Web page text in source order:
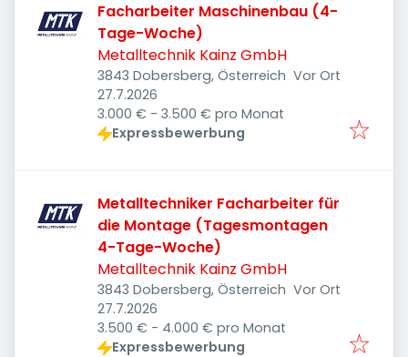
Facharbeiter Maschinenbau (4-
Tage-Woche)
Metalltechnik Kainz GmbH
3843 Dobersberg, Österreich Vor Ort
Veröffentlicht
27.7.2026
3.000 € - 3.500 € pro Monat
Expressbewerbung
Metalltechniker Facharbeiter für
die Montage (Tagesmontagen
4-Tage-Woche)
Metalltechnik Kainz GmbH
3843 Dobersberg, Österreich Vor Ort
Veröffentlicht
27.7.2026
3.500 € - 4.000 € pro Monat
Expressbewerbung